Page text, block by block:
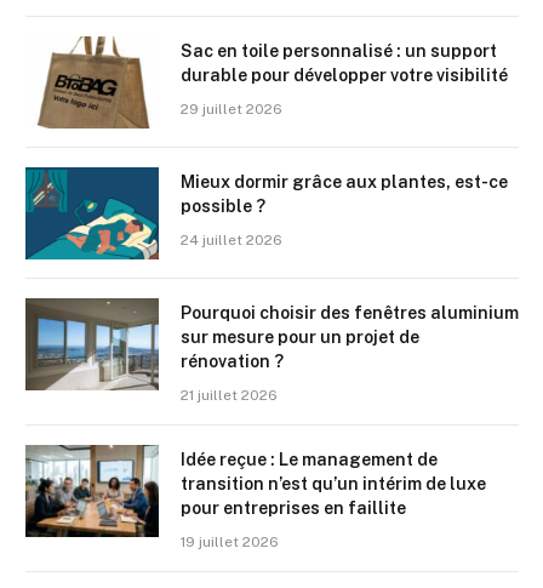
Sac en toile personnalisé : un support
durable pour développer votre visibilité
29 juillet 2026
Mieux dormir grâce aux plantes, est-ce
possible ?
24 juillet 2026
Pourquoi choisir des fenêtres aluminium
sur mesure pour un projet de
rénovation ?
21 juillet 2026
Idée reçue : Le management de
transition n’est qu’un intérim de luxe
pour entreprises en faillite
19 juillet 2026